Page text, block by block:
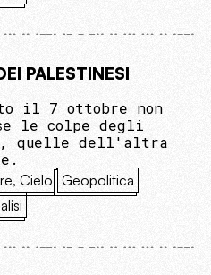
PALESTINESI
il 7 ottobre non
le colpe degli
quelle dell'altra
Cielo Geopolitica